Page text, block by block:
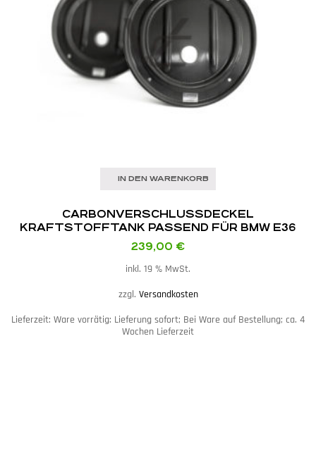
IN DEN WARENKORB
CARBON­VERSCHLUSSDECKEL
KRAFTSTOFFTANK PASSEND FÜR BMW E36
239,00 €
inkl. 19 % MwSt.
zzgl. Versandkosten
Lieferzeit: Ware vorrätig: Lieferung sofort; Bei Ware auf Bestellung; ca. 4
Wochen Lieferzeit